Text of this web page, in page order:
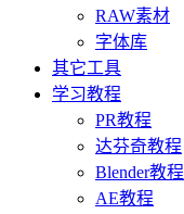
RAW素材
字体库
其它工具
学习教程
PR教程
达芬奇教程
Blender教程
AE教程